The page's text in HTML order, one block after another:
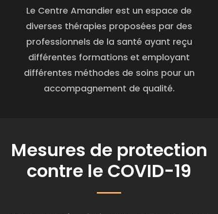
Le Centre Amandier est un espace de
diverses thérapies proposées par des
professionnels de la santé ayant reçu
différentes formations et employant
différentes méthodes de soins pour un
accompagnement de qualité.
Mesures de protection
contre le COVID-19